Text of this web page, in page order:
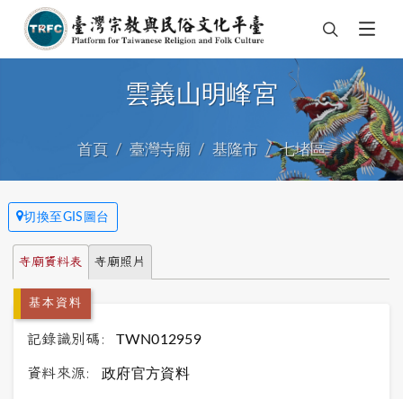
雲義山明峰宮
首頁 臺灣寺廟 基隆市 七堵區
切換至GIS圖台
寺廟資料表 寺廟照片
基本資料
記錄識別碼: TWN012959
資料來源: 政府官方資料